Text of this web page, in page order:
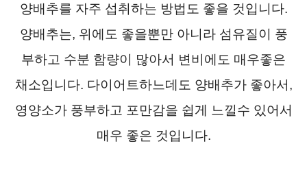
양배추를 자주 섭취하는 방법도 좋을 것입니다.
양배추는, 위에도 좋을뿐만 아니라 섬유질이 풍
부하고 수분 함량이 많아서 변비에도 매우좋은
채소입니다. 다이어트하느데도 양배추가 좋아서,
영양소가 풍부하고 포만감을 쉽게 느낄수 있어서
매우 좋은 것입니다.